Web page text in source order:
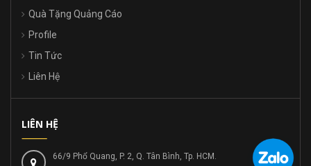
Quà Tặng Quảng Cáo
Profile
Tin Tức
Liên Hệ
LIÊN HỆ
66/9 Phổ Quang, P. 2, Q. Tân Bình, Tp. HCM.